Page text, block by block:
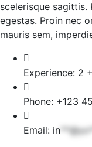
scelerisque sagittis.
egestas. Proin nec
mauris sem,
Experience: 2
Phone: +123
Email: in